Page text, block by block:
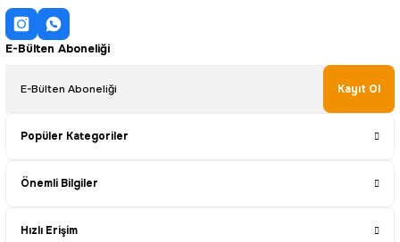
E-Bülten Aboneliği
Kayıt Ol
Popüler Kategoriler
Önemli Bilgiler
Hızlı Erişim